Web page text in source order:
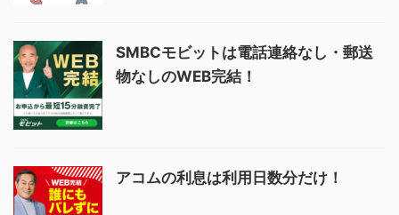
SMBCモビットは電話連絡なし・郵送
物なしのWEB完結！
アコムの利息は利用日数分だけ！